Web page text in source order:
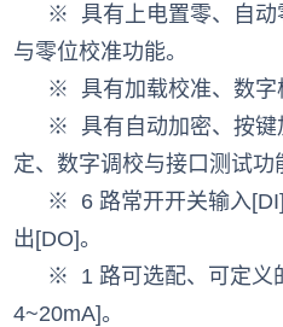
※ 具有上电置零、自
与零位校准功能。
※ 具有加载校准、数字
※ 具有自动加密、按
定、数字调校与接口测试功
※ 6 路常开开关输入
出[DO]。
※ 1 路可选配、可定义
4~20mA]。